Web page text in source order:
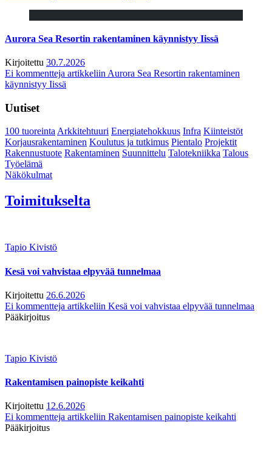
Aurora Sea Resortin rakentaminen käynnistyy Iissä
Kirjoitettu 30.7.2026
Ei kommentteja artikkeliin Aurora Sea Resortin rakentaminen
käynnistyy Iissä
Uutiset
100 tuoreintaArkkitehtuuri Energiatehokkuus Infra Kiinteistöt
Korjausrakentaminen Koulutus ja tutkimus Pientalo Projektit
Rakennustuote Rakentaminen Suunnittelu Talotekniikka Talous
Työelämä
Näkökulmat
Toimitukselta
Tapio Kivistö
Kesä voi vahvistaa elpyvää tunnelmaa
Kirjoitettu 26.6.2026
Ei kommentteja artikkeliin Kesä voi vahvistaa elpyvää tunnelmaa
Pääkirjoitus
Tapio Kivistö
Rakentamisen painopiste keikahti
Kirjoitettu 12.6.2026
Ei kommentteja artikkeliin Rakentamisen painopiste keikahti
Pääkirjoitus